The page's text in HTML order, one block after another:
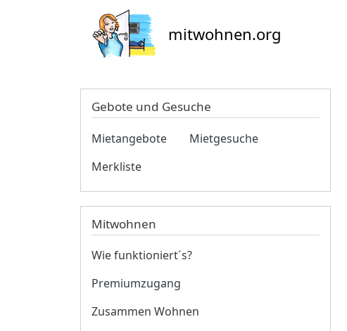
mitwohnen.org
Gebote und Gesuche
Mietangebote
Mietgesuche
Merkliste
Mitwohnen
Wie funktioniert´s?
Premiumzugang
Zusammen Wohnen